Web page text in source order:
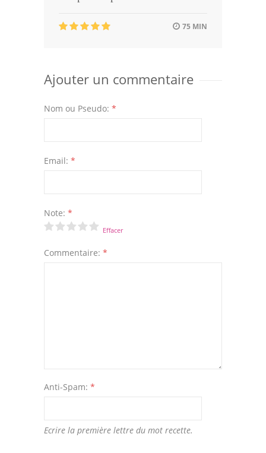
75 MIN
Ajouter un commentaire
Nom ou Pseudo: *
Email: *
Note: *
Effacer
Commentaire: *
Anti-Spam: *
Ecrire la première lettre du mot recette.